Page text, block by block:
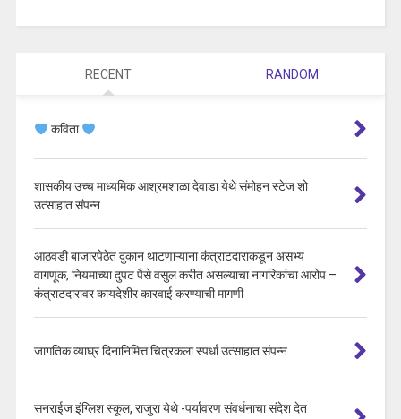
RECENT RANDOM
कविता
शासकीय उच्च माध्यमिक आश्रमशाळा देवाडा येथे संमोहन स्टेज शो
उत्साहात संपन्न.
आठवडी बाजारपेठेत दुकान थाटणाऱ्याना कंत्राटदाराकडून असभ्य
वागणूक, नियमाच्या दुपट पैसे वसुल करीत असल्याचा नागरिकांचा आरोप –
कंत्राटदारावर कायदेशीर कारवाई करण्याची मागणी
जागतिक व्याघ्र दिनानिमित्त चित्रकला स्पर्धा उत्साहात संपन्न.
सनराईज इंग्लिश स्कूल, राजुरा येथे -पर्यावरण संवर्धनाचा संदेश देत